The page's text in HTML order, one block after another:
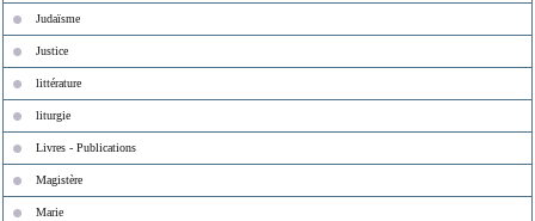
Judaïsme
Justice
littérature
liturgie
Livres - Publications
Magistère
Marie